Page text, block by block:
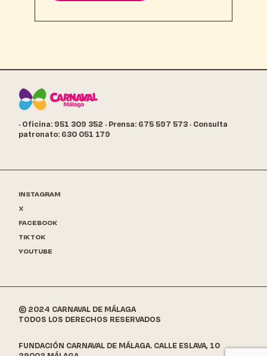
· Oficina: 951 309 352 · Prensa: 675 597 573 · Consulta
patronato: 630 051 179
INSTAGRAM
X
FACEBOOK
TIKTOK
YOUTUBE
© 2024 CARNAVAL DE MÁLAGA
TODOS LOS DERECHOS RESERVADOS
FUNDACIÓN CARNAVAL DE MÁLAGA. CALLE ESLAVA, 10